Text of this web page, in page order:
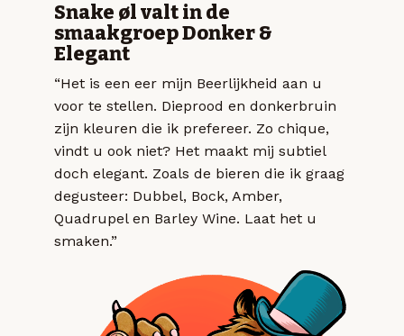
Snake øl valt in de
smaakgroep Donker &
Elegant
“Het is een eer mijn Beerlijkheid aan u
voor te stellen. Dieprood en donkerbruin
zijn kleuren die ik prefereer. Zo chique,
vindt u ook niet? Het maakt mij subtiel
doch elegant. Zoals de bieren die ik graag
degusteer: Dubbel, Bock, Amber,
Quadrupel en Barley Wine. Laat het u
smaken.”